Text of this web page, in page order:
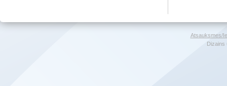
Atsauksmes/
Dizains